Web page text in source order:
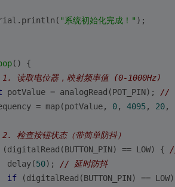
println ( "系统初始化完成！" );
()
{
读取电位器，映射频率值 (0-1000Hz)
potValue = analogRead (POT_PIN); //
=
map(potValue, 0, 4095, 20,
检查按钮状态（带简单防抖）
(digitalRead (BUTTON_PIN) == LOW) {
delay(50); // 延时防抖
if (digitalRead (BUTTON_PIN) ==